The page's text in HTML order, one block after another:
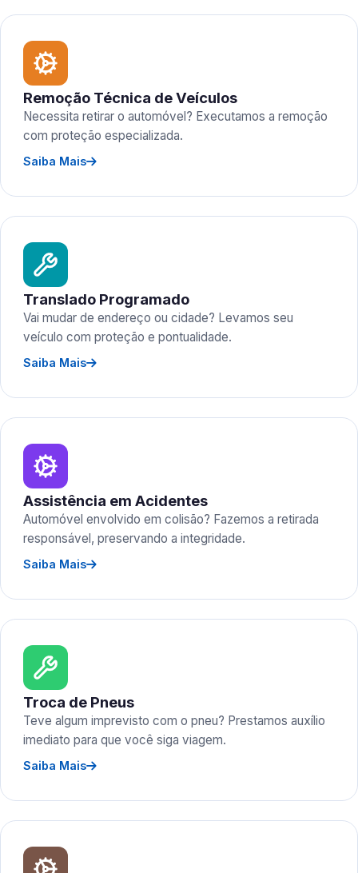
Remoção Técnica de Veículos
Necessita retirar o automóvel? Executamos a remoção
com proteção especializada.
Saiba Mais
Translado Programado
Vai mudar de endereço ou cidade? Levamos seu
veículo com proteção e pontualidade.
Saiba Mais
Assistência em Acidentes
Automóvel envolvido em colisão? Fazemos a retirada
responsável, preservando a integridade.
Saiba Mais
Troca de Pneus
Teve algum imprevisto com o pneu? Prestamos auxílio
imediato para que você siga viagem.
Saiba Mais